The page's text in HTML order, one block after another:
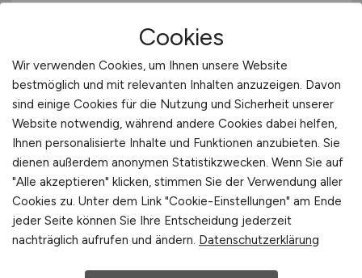
1
Stadt:Rostock
Einwohner:ca. 210.000
Verkehrsanbindungen:Rostocker Hafen, Flughafen
Rostock-Laage, Rostocker HBF, Autobahn A 20,
Bundesstraßen B 103, B 105, B 110
Cookies
Wir verwenden Cookies, um Ihnen unsere Website
bestmöglich und mit relevanten Inhalten anzuzeigen. Davon
sind einige Cookies für die Nutzung und Sicherheit unserer
Website notwendig, während andere Cookies dabei helfen,
Ihnen personalisierte Inhalte und Funktionen anzubieten. Sie
dienen außerdem anonymen Statistikzwecken. Wenn Sie auf
"Alle akzeptieren" klicken, stimmen Sie der Verwendung aller
Cookies zu. Unter dem Link "Cookie-Einstellungen" am Ende
jeder Seite können Sie Ihre Entscheidung jederzeit
nachträglich aufrufen und ändern. Datenschutzerklärung